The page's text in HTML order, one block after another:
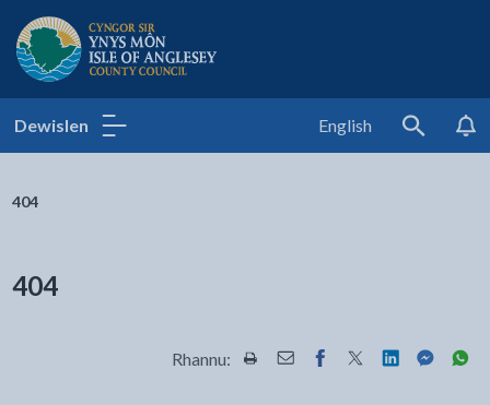
Cyngor Sir Ynys Môn
Dewislen English
Search
404
404
Rhannu: Rhannwch y dudalen hon wrth
Rhannwch y dudalen hon
Rhannwch y dudalen
Rhannwch y
Rhannwch y